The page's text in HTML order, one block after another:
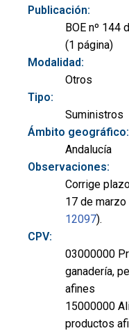
Publicación:
BOE nº 144
(1 página)
Modalidad:
Otros
Tipo:
Suministros
Ámbito geográfico:
Andalucía
Observaciones:
Corrige
17 de
12097).
CPV:
03000000
ganadería,
afines
15000000
productos